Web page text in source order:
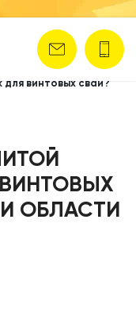
для винтовых свай?
ОБЛАСТИ